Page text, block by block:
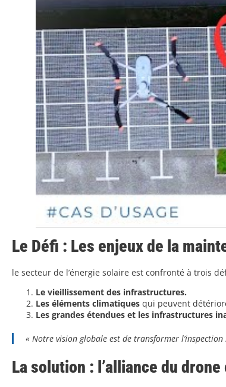
Le Défi : Les enjeux de la
le secteur de l’énergie solaire est confronté à trois
Le vieillissement des infrastructures.
Les éléments climatiques qui peuvent
Les grandes étendues et les infrastructures
« Notre vision globale est de transformer
La solution : l’alliance du drone